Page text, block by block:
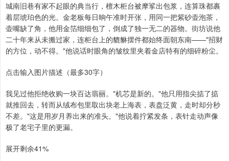
城南旧巷有家不起眼的典当行，檀木柜台被摩挲出包浆，连算珠都裹
着层琥珀色的光。金老板每日晌午准时开张，用同一把紫砂壶泡茶，
壶嘴缺了角，他用金箔细细包了，倒成了独一无二的器物。街坊说他
二十年来从未搬过家，连柜台上的貔貅摆件都始终面朝东南——"招财
的方位，动不得。"他说话时眼角的皱纹里夹着金店特有的细碎粉尘。
点击输入图片描述（最多30字）
我见过他拒绝收购一块百达翡丽。"机芯是新的。"他只用指尖掂了掂
就推回去，转而从绒布包里取出块老上海表，表盘泛黄，走时却分秒
不差。"这是用岁月养出来的准头。"他说着拧紧发条，表针走动声像
极了老宅子里的更漏。
展开剩余41%